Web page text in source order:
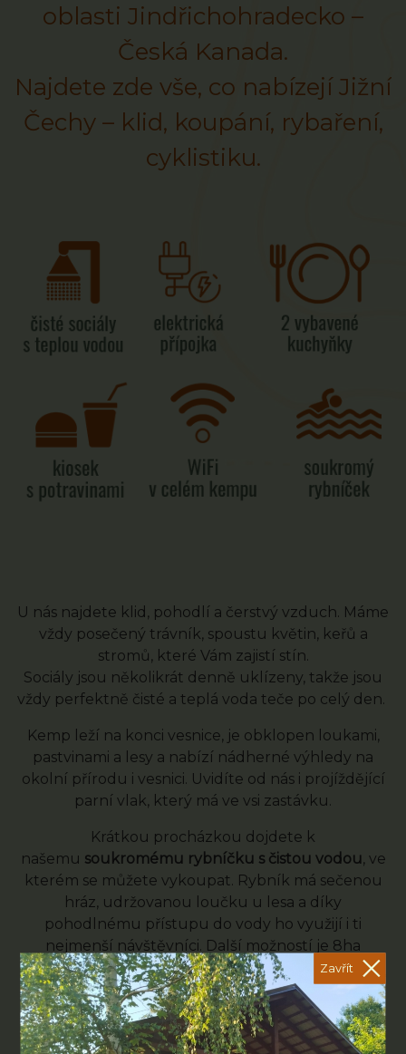
oblasti Jindřichohradecko –
Česká Kanada.
Najdete zde vše, co nabízejí Jižní
Čechy – klid, koupání, rybaření,
cyklistiku.
U nás najdete klid, pohodlí a čerstvý vzduch. Máme
vždy posečený trávník, spoustu květin, keřů a
stromů, které Vám zajistí stín.
Sociály jsou několikrát denně uklízeny, takže jsou
vždy perfektně čisté a teplá voda teče po celý den.
Kemp leží na konci vesnice, je obklopen loukami,
pastvinami a lesy a nabízí nádherné výhledy na
okolní přírodu i vesnici. Uvidíte od nás i projíždějící
parní vlak, který má ve vsi zastávku.
Krátkou procházkou dojdete k
našemu soukromému rybníčku s čistou vodou, ve
kterém se můžete vykoupat. Rybník má sečenou
hráz, udržovanou loučku u lesa a díky
pohodlnému přístupu do vody ho využijí i ti
nejmenší návštěvníci. Další možností je 8ha
zatopený pískový lom na konci vsi.Zavřít